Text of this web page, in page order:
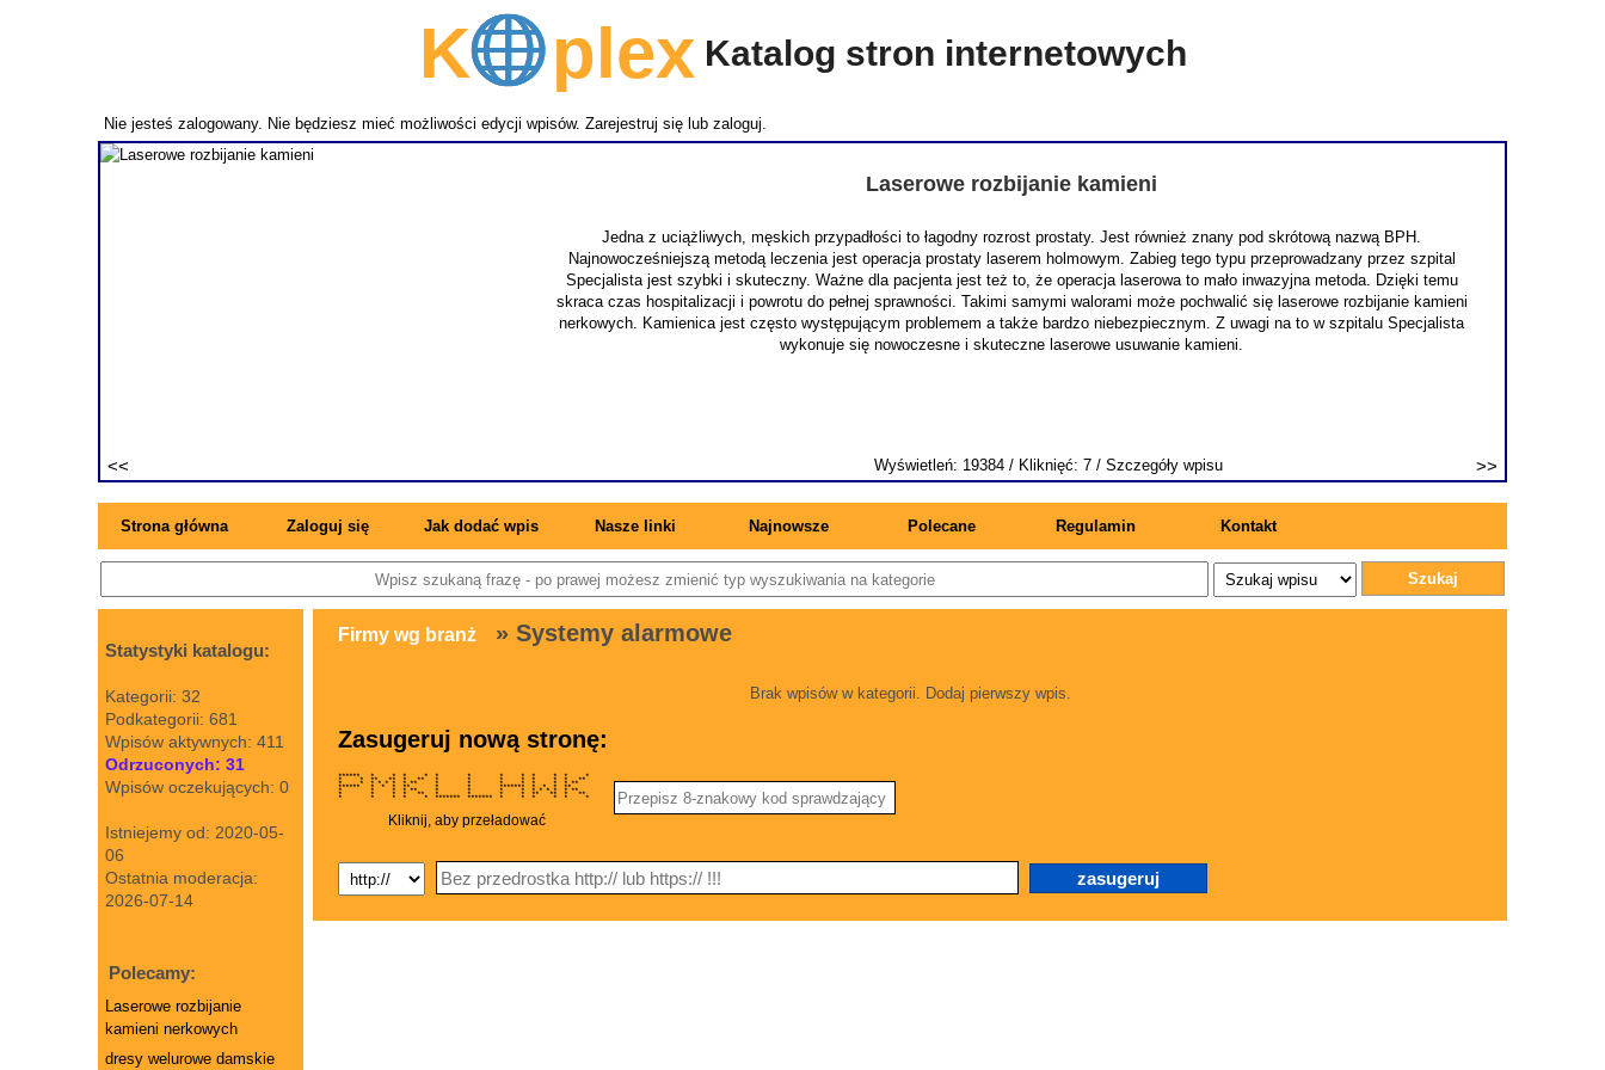
Kplex Katalog stron internetowych
Nie jesteś zalogowany. Nie będziesz mieć możliwości edycji wpisów. Zarejestruj się lub zaloguj.
Laserowe rozbijanie kamieni
Jedna z uciążliwych, męskich przypadłości to łagodny rozrost prostaty. Jest również znany pod skrótową nazwą BPH.
Najnowocześniejszą metodą leczenia jest operacja prostaty laserem holmowym. Zabieg tego typu przeprowadzany przez szpital
Specjalista jest szybki i skuteczny. Ważne dla pacjenta jest też to, że operacja laserowa to mało inwazyjna metoda. Dzięki temu
skraca czas hospitalizacji i powrotu do pełnej sprawności. Takimi samymi walorami może pochwalić się laserowe rozbijanie kamieni
nerkowych. Kamienica jest często występującym problemem a także bardzo niebezpiecznym. Z uwagi na to w szpitalu Specjalista
wykonuje się nowoczesne i skuteczne laserowe usuwanie kamieni.
Wyświetleń: 19384 / Kliknięć: 7 / Szczegóły wpisu
Strona główna Zaloguj się Jak dodać wpis Nasze linki Najnowsze Polecane Regulamin Kontakt
Szukaj
Statystyki katalogu:
Kategorii: 32
Podkategorii: 681
Wpisów aktywnych: 411
Odrzuconych: 31
Wpisów oczekujących: 0
Istniejemy od: 2020-05-
06
Ostatnia moderacja:
2026-07-14
Polecamy:
Laserowe rozbijanie
kamieni nerkowych
dresy welurowe damskie
Firmy wg branż » Systemy alarmowe
Brak wpisów w kategorii. Dodaj pierwszy wpis.
Zasugeruj nową stronę:
****** * * * * * * * * * * * *
* * ** ** * ** * * * * * * * **
* * * * * * * ** * * * * * * * **
****** * * * ** * * ******* * * * **
* * * * ** * * * * * * * * * **
* * * * ** * * * * ** ** * **
* * * * * ******* ******* * * * * * *
Kliknij, aby przeładować